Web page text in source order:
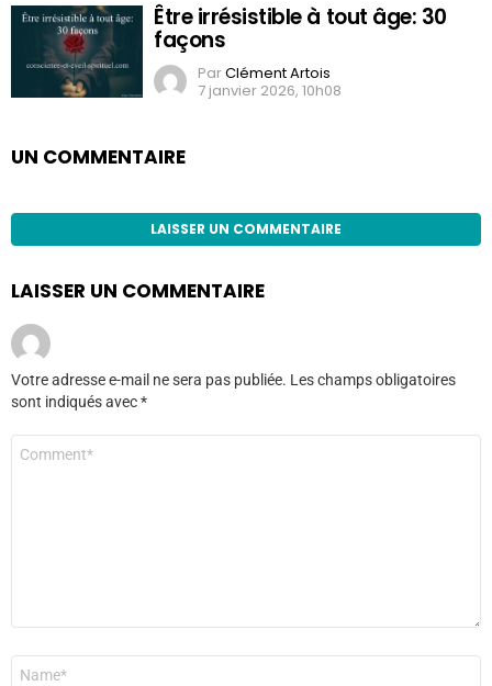
Être irrésistible à tout âge: 30
façons
ParClément Artois
7 janvier 2026, 10h08
UN COMMENTAIRE
LAISSER UN COMMENTAIRE
LAISSER UN COMMENTAIRE
Votre adresse e-mail ne sera pas publiée. Les champs obligatoires
sont indiqués avec*
Commentaire
Nom